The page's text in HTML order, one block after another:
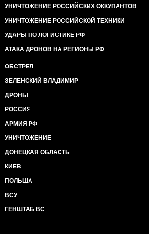
УНИЧТОЖЕНИЕ РОССИЙСКИХ ОККУПАНТОВ
УНИЧТОЖЕНИЕ РОССИЙСКОЙ ТЕХНИКИ
УДАРЫ ПО ЛОГИСТИКЕ РФ
АТАКА ДРОНОВ НА РЕГИОНЫ РФ
ОБСТРЕЛ
ЗЕЛЕНСКИЙ ВЛАДИМИР
ДРОНЫ
РОССИЯ
АРМИЯ РФ
УНИЧТОЖЕНИЕ
ДОНЕЦКАЯ ОБЛАСТЬ
КИЕВ
ПОЛЬША
ВСУ
ГЕНШТАБ ВС